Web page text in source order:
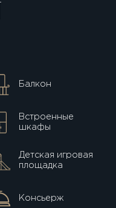
Балкон
Встроенные
шкафы
Детская игровая
площадка
Консьерж